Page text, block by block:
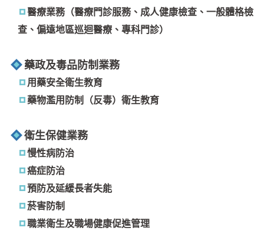
醫療業務（醫療門診服務、成人健康檢查、一般體格檢
查、偏遠地區巡迴醫療、專科門診）
藥政及毒品防制業務
用藥安全衛生教育
藥物濫用防制（反毒）衛生教育
衛生保健業務
慢性病防治
癌症防治
預防及延緩長者失能
菸害防制
職業衛生及職場健康促進管理